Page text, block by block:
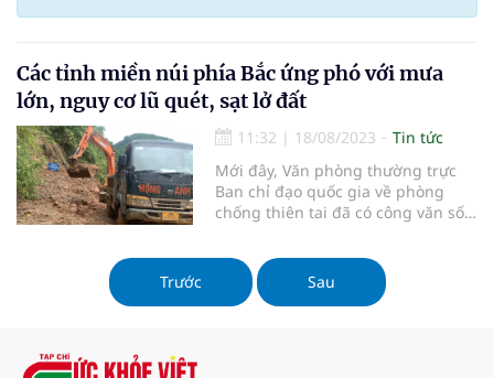
Các tỉnh miền núi phía Bắc ứng phó với mưa
lớn, nguy cơ lũ quét, sạt lở đất
11:32 | 18/08/2023
Tin tức
Mới đây, Văn phòng thường trực
Ban chỉ đạo quốc gia về phòng
chống thiên tai đã có công văn số
chống thiên tai và tìm kiếm cứu
nạn các tỉnh miền núi phía Bắc về
việc ứng phó với mưa lớn, nguy cơ
Trước Sau